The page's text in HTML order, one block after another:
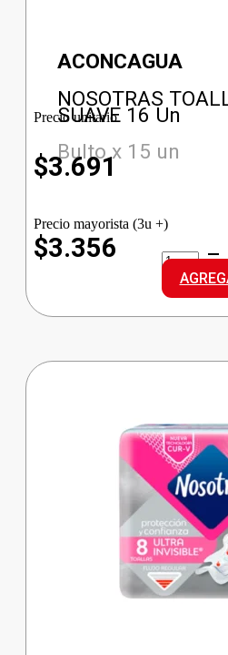
ACONCAGUA
NOSOTRAS
SUAVE 16 Un
Bulto x 15 un
Precio unitario
$3.691
Precio mayorista (3u +)
$3.356
TOALLA
SUAVE
cantidad